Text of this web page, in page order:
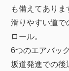
も備えてありま
滑りやすい道で
ロール。
6つのエアバッ
坂道発進での後